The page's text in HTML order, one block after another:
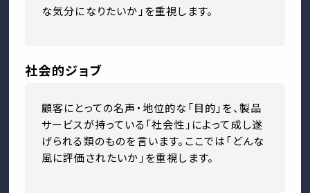
な気分になりたいか」を重視します。
社会的ジョブ
顧客にとっての名声・地位的な「目的」を、製品
サービスが持っている「社会性」によって成し遂
げられる類のものを言います。ここでは「どんな
風に評価されたいか」を重視します。